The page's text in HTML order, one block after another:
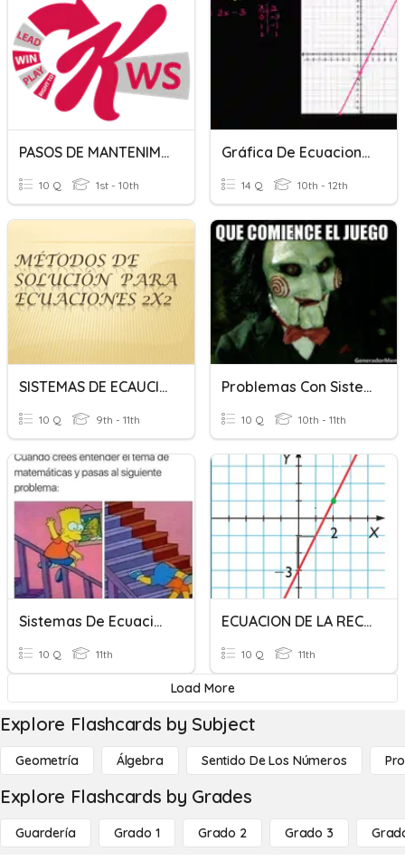
PASOS DE MANTENIMIENTO AUTÓNOMO
10 Q 1st - 10th
Gráfica De Ecuaciones De Dos Variables
14 Q 10th - 12th
SISTEMAS DE ECAUCIONES 2X2
10 Q 9th - 11th
Problemas Con Sistemas De Ecuaciones
10 Q 10th - 11th
Sistemas De Ecuaciones
10 Q 11th
ECUACION DE LA RECTA
10 Q 11th
Load More
Explore Flashcards by Subject
Geometría Álgebra Sentido De Los Números
Explore Flashcards by Grades
Guardería Grado 1 Grado 2 Grado 3